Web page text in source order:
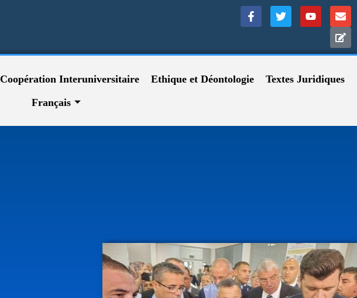
Coopération Interuniversitaire Ethique et Déontologie
Textes Juridiques
Français